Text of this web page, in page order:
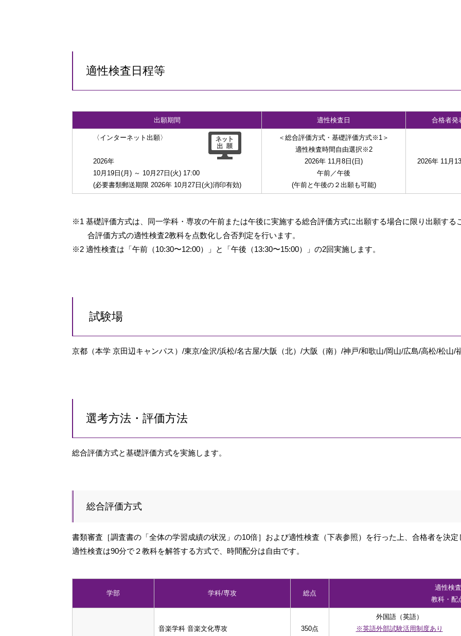
適性検査日程等
出願期間 適性検査日 合格者発
〈インターネット出願〉
2026年
10月19日(月) ～ 10月27日(火) 17:00
(必要書類郵送期限 2026年 10月27日(火)消印有効)
＜総合評価方式・基礎評価方式※1＞
適性検査時間自由選択※2
2026年 11月8日(日)
午前／午後
(午前と午後の２出願も可能)
2026年 11月
※1 基礎評価方式は、同一学科・専攻の午前または午後に実施する総合評価方式に出願する場合に限り出願す
合評価方式の適性検査2教科を点数化し合否判定を行います。
※2 適性検査は「午前（10:30〜12:00）」と「午後（13:30〜15:00）」の2回実施します。
試験場
京都（本学 京田辺キャンパス）/東京/金沢/浜松/名古屋/大阪（北）/大阪（南）/神戸/和歌山/岡山/広島/高松/松山/
選考方法・評価方法
総合評価方式と基礎評価方式を実施します。
総合評価方式
書類審査［調査書の「全体の学習成績の状況」の10倍］および適性検査（下表参照）を行った上、合格者を決定
適性検査は90分で２教科を解答する方式で、時間配分は自由です。
学部 学科/専攻 総点
適性検査
教科・配
音楽学科 音楽文化専攻 350点
外国語（英語）
※英語外部試験活用制度あり